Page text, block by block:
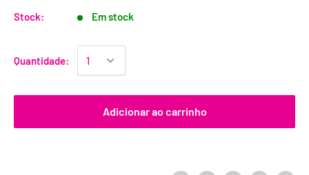
Stock: Em stock
Quantidade:
Adicionar ao carrinho